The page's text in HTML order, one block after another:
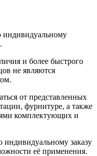
индивидуальному
и более быстрого
не являются
от представленных
фурнитуре, а также
комплектующих и
заказу
её применения.